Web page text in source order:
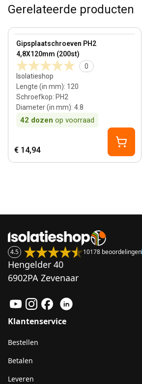
Gerelateerde producten
Gipsplaatschroeven PH2
4,8X120mm (200st)
0
Isolatieshop
Lengte (in mm): 120
Schroefkop: PH2
Diameter (in mm): 4.8
42 dozen op voorraad
View product
€ 14,94
4.5 10178 beoordelingen
Hengelder 40
6902PA Zevenaar
Klantenservice
Bestellen
Betalen
Leveren